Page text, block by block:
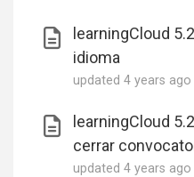
learningCloud
idioma
updated4 years ago
learningCloud
cerrar
updated4 years ago